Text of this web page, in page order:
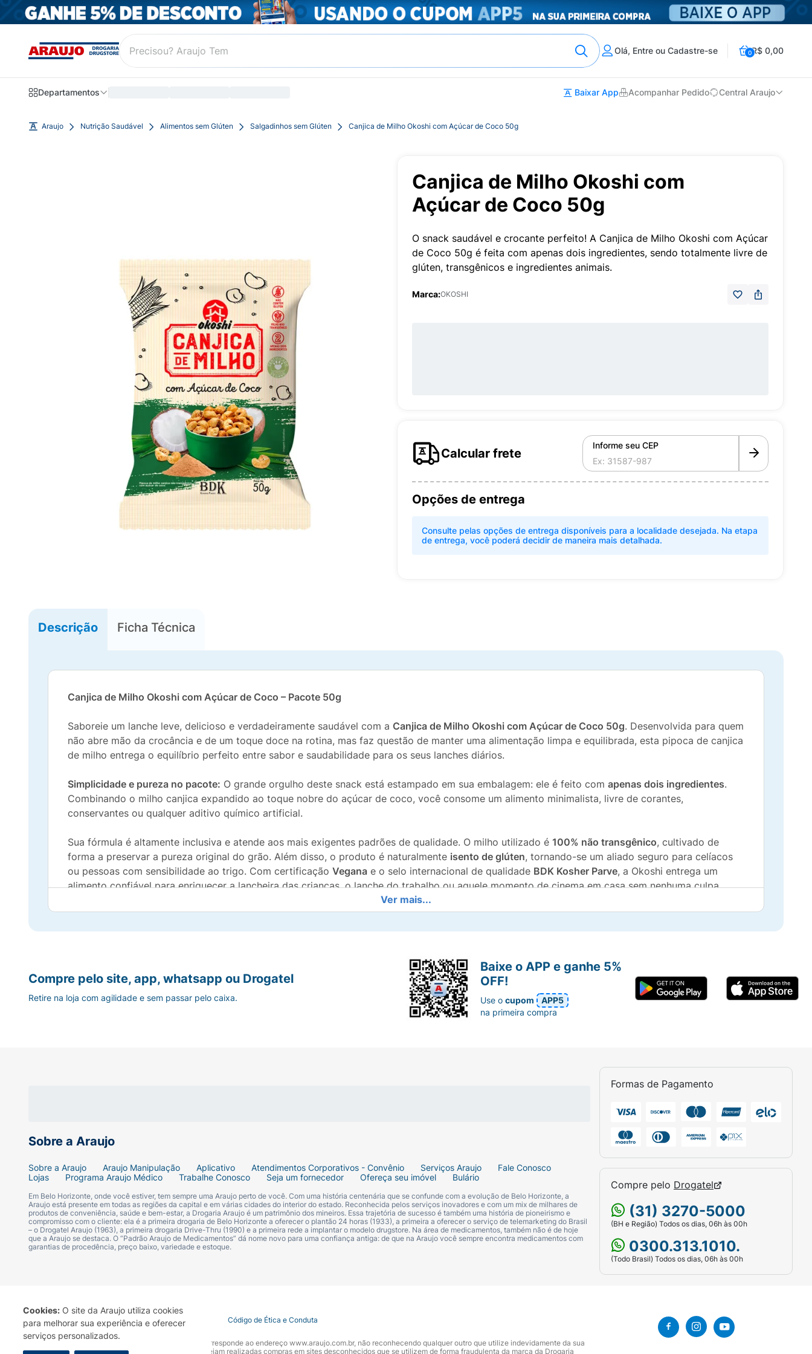
Cookies: O site da Araujo utiliza cookies
para melhorar sua experiência e oferecer
serviços personalizados.
Olá, Entre ou Cadastre-se 0R$ 0,00
Departamentos Baixar App Acompanhar Pedido Central Araujo
Araujo Nutrição Saudável Alimentos sem Glúten Salgadinhos sem Glúten Canjica de Milho Okoshi com Açúcar de Coco 50g
Canjica de Milho Okoshi com
Açúcar de Coco 50g
O snack saudável e crocante perfeito! A Canjica de Milho Okoshi com Açúcar
de Coco 50g é feita com apenas dois ingredientes, sendo totalmente livre de
glúten, transgênicos e ingredientes animais.
Marca:OKOSHI
Calcular frete
Informe seu CEP
Opções de entrega
Consulte pelas opções de entrega disponíveis para a localidade desejada. Na etapa
de entrega, você poderá decidir de maneira mais detalhada.
Descrição Ficha Técnica
Canjica de Milho Okoshi com Açúcar de Coco – Pacote 50g
Saboreie um lanche leve, delicioso e verdadeiramente saudável com a Canjica de Milho Okoshi com Açúcar de Coco 50g. Desenvolvida para quem
não abre mão da crocância e de um toque doce na rotina, mas faz questão de manter uma alimentação limpa e equilibrada, esta pipoca de canjica
de milho entrega o equilíbrio perfeito entre sabor e saudabilidade para os seus lanches diários.
Simplicidade e pureza no pacote: O grande orgulho deste snack está estampado em sua embalagem: ele é feito com apenas dois ingredientes.
Combinando o milho canjica expandido ao toque nobre do açúcar de coco, você consome um alimento minimalista, livre de corantes,
conservantes ou qualquer aditivo químico artificial.
Sua fórmula é altamente inclusiva e atende aos mais exigentes padrões de qualidade. O milho utilizado é 100% não transgênico, cultivado de
forma a preservar a pureza original do grão. Além disso, o produto é naturalmente isento de glúten, tornando-se um aliado seguro para celíacos
ou pessoas com sensibilidade ao trigo. Com certificação Vegana e o selo internacional de qualidade BDK Kosher Parve, a Okoshi entrega um
alimento confiável para enriquecer a lancheira das crianças, o lanche do trabalho ou aquele momento de cinema em casa sem nenhuma culpa.
Principais Benefícios:
Milho Não Transgênico: Garantia de grãos puros e livres de modificações genéticas para uma nutrição mais consciente.
Adocicado com Açúcar de Coco:Utiliza uma alternativa de menor índice glicêmico e mais rica em nutrientes que o açúcar refinado tradicional.
A Canjica de Milho Okoshi com Açúcar de Coco já vem pronta para o consumo imediato! Abra o pacote e saboreie pura a qualquer hora do dia.
boa xícara de chá ou café à tarde.
Ficha Técnica:
Marca:Okoshi.
Produto:Canjica de Milho Estourada (Pipoca de Canjica Doce).
Sabor:Açúcar de Coco.
Diferenciais:Não contém glúten, Milho não transgênico, Apenas 2 ingredientes.
Certificações: Certificado Vegano (SVB) e BDK Kosher Parve.
Ver mais...
Sobre a Araujo
Sobre a Araujo Araujo Manipulação Aplicativo Atendimentos Corporativos - Convênio Serviços Araujo
Fale Conosco
Lojas
Programa Araujo Médico Trabalhe Conosco Seja um fornecedor Ofereça seu imóvel Bulário
Em Belo Horizonte, onde você estiver, tem sempre uma Araujo perto de você. Com uma história centenária que se confunde com a evolução de Belo Horizonte, a
Araujo está presente em todas as regiões da capital e em várias cidades do interior do estado. Reconhecida pelos serviços inovadores e com um mix de milhares de
produtos de conveniência, saúde e bem-estar, a Drogaria Araujo é um patrimônio dos mineiros. Essa trajetória de sucesso é também uma história de pioneirismo e
compromisso com o cliente: ela é a primeira drogaria de Belo Horizonte a oferecer o plantão 24 horas (1933), a primeira a oferecer o serviço de telemarketing do Brasil
– o Drogatel Araujo (1963), a primeira drogaria Drive-Thru (1990) e a primeira rede a implantar o modelo drugstore. Na área de medicamentos, também não é de hoje
que a Araujo se destaca. O “Padrão Araujo de Medicamentos” dá nome novo para uma confiança antiga: de que na Araujo você sempre encontra medicamentos com
garantias de procedência, preço baixo, variedade e estoque.
Formas de Pagamento
Compre pelo Drogatel
(31) 3270-5000
(BH e Região) Todos os dias, 06h às 00h
0300.313.1010.
(Todo Brasil) Todos os dias, 06h às 00h
Compre pelo site, app, whatsapp ou Drogatel
Retire na loja com agilidade e sem passar pelo caixa.
Baixe o APP e ganhe 5%
OFF!
Use ocupom
APP5
na primeira compra
Termo de Uso Portal da Privacidade Covid-19 Código de Ética e Conduta
A Drogaria Araujo S/A informa que o seu site oficial corresponde ao endereço www.araujo.com.br, não reconhecendo qualquer outro que utilize indevidamente da sua
marca. Para sua segurança recomendamos que não sejam realizadas compras em sites desconhecidos que se utilizem de forma fraudulenta da marca da Drogaria